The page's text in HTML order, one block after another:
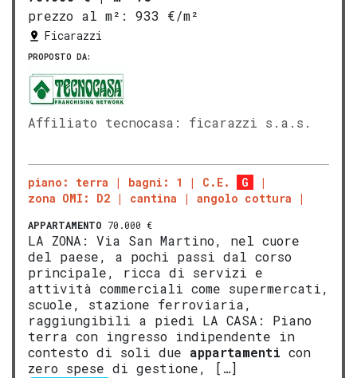
prezzo al m²:
933 €/m²
Ficarazzi
PROPOSTO DA:
Affiliato tecnocasa: ficarazzi s.a.s.
piano: terra bagni: 1 C.E.
G
zona OMI: D2
cantina angolo cottura
APPARTAMENTO 70.000 €
LA ZONA: Via San Martino, nel cuore
del paese, a pochi passi dal corso
principale, ricca di servizi e
attività commerciali come supermercati,
scuole, stazione ferroviaria,
raggiungibili a piedi LA CASA: Piano
terra con ingresso indipendente in
contesto di soli due appartamenti con
zero spese di gestione, […]